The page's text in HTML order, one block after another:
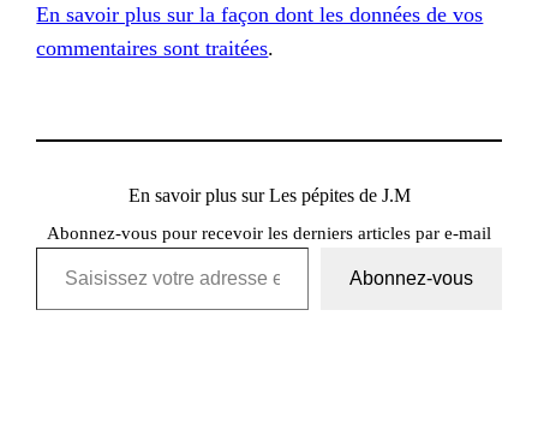
En savoir plus sur la façon dont les données de vos
commentaires sont traitées.
En savoir plus sur Les pépites de J.M
Abonnez-vous pour recevoir les derniers articles par e-mail
Saisissez votre adresse e-mail…
Abonnez-vous